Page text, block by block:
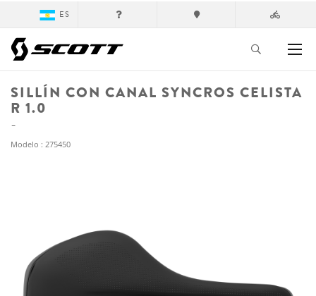
ES
SILLÍN CON CANAL SYNCROS CELISTA
R 1.0
Modelo : 275450